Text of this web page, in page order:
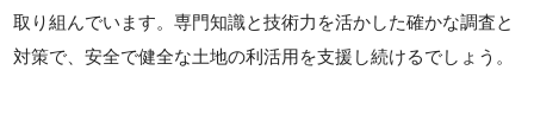
取り組んでいます。専門知識と技術力を活かした確かな調査と
対策で、安全で健全な土地の利活用を支援し続けるでしょう。